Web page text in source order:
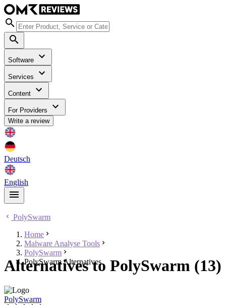
Software
Services
Content
For Providers
Write a review
Deutsch
English
PolySwarm
Home
Malware Analyse Tools
PolySwarm
PolySwarm Alternatives
Alternatives to PolySwarm (13)
PolySwarm